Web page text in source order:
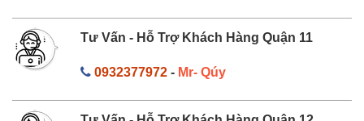
Tư Vấn - Hỗ Trợ Khách Hàng Quận 11
0932377972- Mr- Qúy